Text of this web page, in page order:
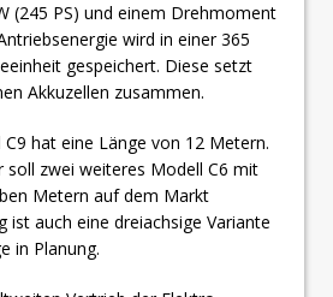
(245 PS) und einem Drehmoment
wird in einer 365
gespeichert. Diese setzt
Akkuzellen zusammen.
hat eine Länge von 12 Metern.
soll zwei weiteres Modell C6 mit
Metern auf dem Markt
ist auch eine dreiachsige Variante
in Planung.